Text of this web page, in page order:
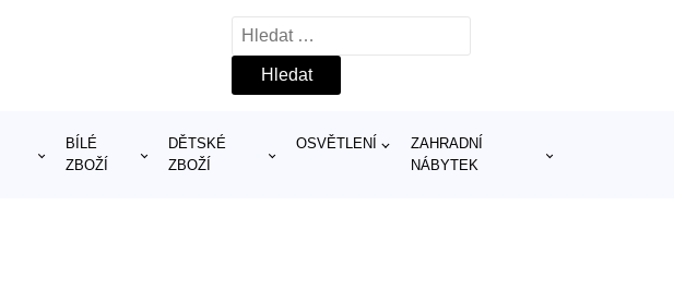
Vyhledávání
BÍLÉ
ZBOŽÍ
DĚTSKÉ
ZBOŽÍ
OSVĚTLENÍ
ZAHRADNÍ
NÁBYTEK